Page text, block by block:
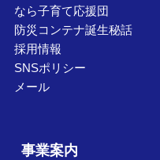
なら子育て応援団
防災コンテナ誕生秘話
採用情報
SNSポリシー
メール
事業案内